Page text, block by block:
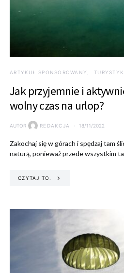
ARTYKUŁ SPONSOROWANY
Jak przyjemnie i
wolny czas na urlop?
AUTOR REDAKCJA 18/11/2022
Zakochaj się w górach i spędzaj tam
naturą, ponieważ przede wszystkim
CZYTAJ TO.